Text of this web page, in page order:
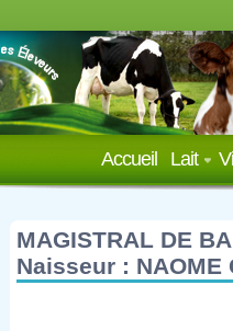
Lait
Accueil
MAGISTRAL DE
Naisseur : NAOME